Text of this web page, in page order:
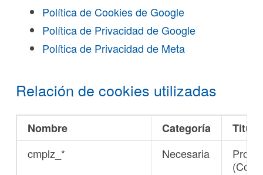
Política de Cookies de Google
Política de Privacidad de Google
Política de Privacidad de Meta
Relación de cookies utilizadas
Nombre Categoría
cmplz_*
Necesaria
Propia